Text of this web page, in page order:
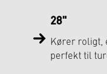
28"
Kører roligt,
perfekt til